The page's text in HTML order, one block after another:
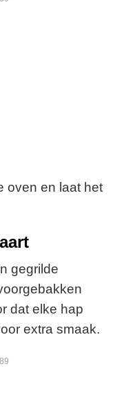
oven en laat het
gegrilde
dat elke hap
extra smaak.